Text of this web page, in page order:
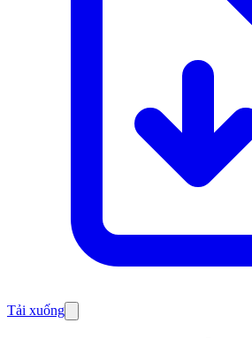
Tải xuống